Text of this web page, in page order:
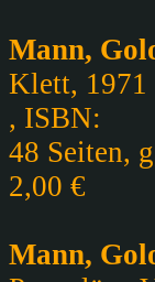
Mann,
Klett, 1971
, ISBN:
48 Seiten,
2,00 €
Mann,